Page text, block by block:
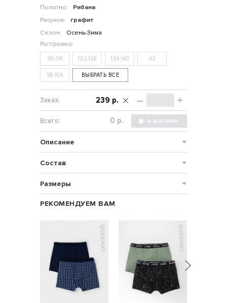
Полотно:
Рибана
Рисунок:
графит
Сезон:
Осень-Зима
110-116 122-128 134-140 92
98-104 ВЫБРАТЬ ВСЕ
– +
239 р.
р.
Описание
Состав
Размеры
РЕКОМЕНДУЕМ ВАМ